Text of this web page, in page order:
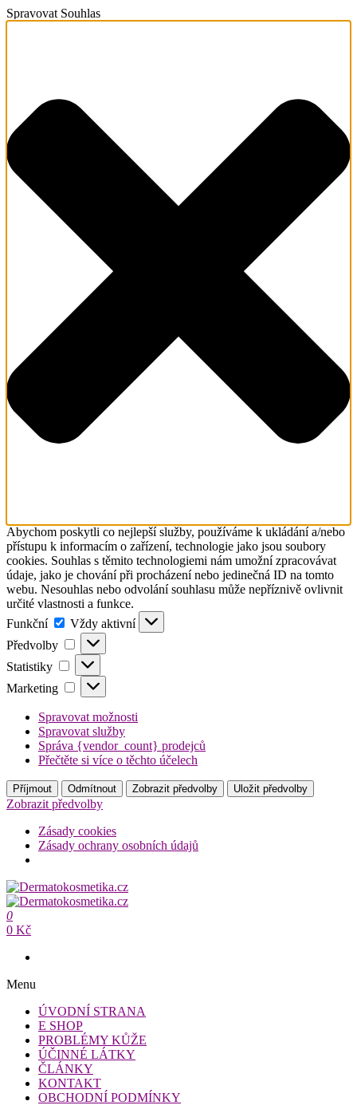
Spravovat Souhlas
Abychom poskytli co nejlepší služby, používáme k ukládání a/nebo
přístupu k informacím o zařízení, technologie jako jsou soubory
cookies. Souhlas s těmito technologiemi nám umožní zpracovávat
údaje, jako je chování při procházení nebo jedinečná ID na tomto
webu. Nesouhlas nebo odvolání souhlasu může nepříznivě ovlivnit
určité vlastnosti a funkce.
Funkční
Funkční
Vždy aktivní
Předvolby
Předvolby
Statistiky Statistiky
Marketing Marketing
Spravovat možnosti
Spravovat služby
Správa {vendor_count} prodejců
Přečtěte si více o těchto účelech
Příjmout Odmítnout Zobrazit předvolby Uložit předvolby
Zobrazit předvolby
Zásady cookies
Zásady ochrany osobních údajů
Přeskočit
na
obsah
Dermatokosmetika.cz
Dermatokosmetika.cz
0
0 Kč
Menu
ÚVODNÍ STRANA
E SHOP
PROBLÉMY KŮŽE
ÚČINNÉ LÁTKY
ČLÁNKY
KONTAKT
OBCHODNÍ PODMÍNKY